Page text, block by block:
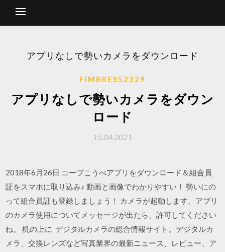
アプリなしで勢いカメラをダウンロード
FIMBRES52329
アプリなしで勢いカメラをダウン
ロード
15.04.2021
2018年6月26日 コープこうべアプリをダウンロード＆組合員
証をスマホに取り込み♪ 動画と画像でわかりやすい！ 勢いにの
って組合員証も登録しましょう！ カメラが起動します。アプリ
のカメラ使用についてメッセージが出たら、許可してください
ね。 机の上に デジタルカメラの総合情報サイト。デジタルカ
メラ、交換レンズなど写真業界の最新ニュース、レビュー、ア